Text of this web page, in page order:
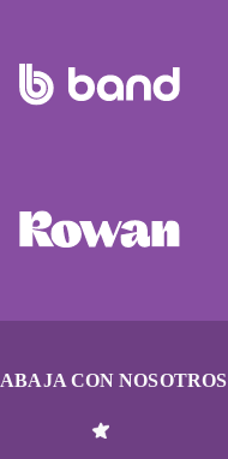
CON NOSOTROS